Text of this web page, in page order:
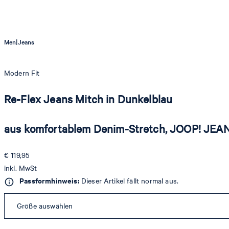
Men|Jeans
Modern Fit
Re-Flex Jeans Mitch in Dunkelblau
aus komfortablem Denim-Stretch, JOOP!
€ 119,95
inkl. MwSt
Passformhinweis:Dieser Artikel fällt normal aus.
Größe auswählen